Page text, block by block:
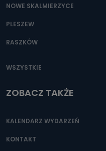
NOWE SKALMIERZYCE
PLESZEW
RASZKÓW
WSZYSTKIE
ZOBACZ TAKŻE
KALENDARZ WYDARZEŃ
KONTAKT